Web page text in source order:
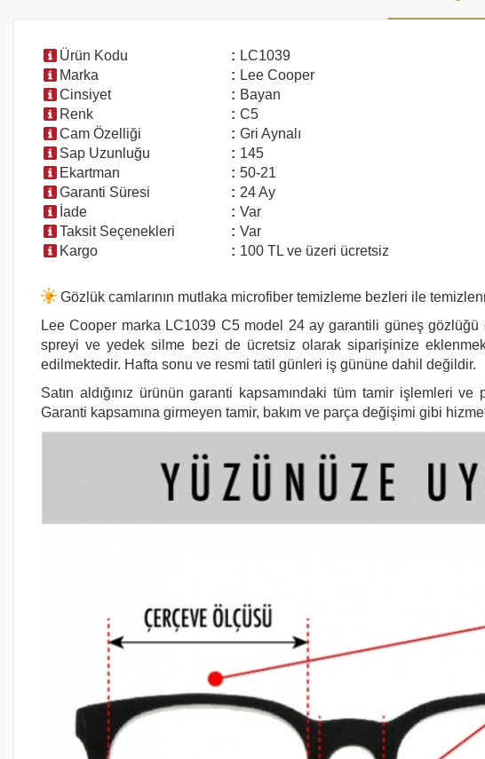
Ürün Kodu : LC1039
Marka
: Lee Cooper
Cinsiyet
: Bayan
Renk
: C5
Cam Özelliği
: Gri Aynalı
Sap Uzunluğu
: 145
Ekartman
: 50-21
Garanti Süresi
: 24 Ay
İade
: Var
Taksit Seçenekleri
: Var
Kargo
: 100 TL ve üzeri ücretsiz
Gözlük camlarının mutlaka microfiber temizleme bezleri ile
Lee Cooper marka LC1039 C5 model 24 ay garantili güneş gözlüğü
spreyi ve yedek silme bezi de ücretsiz olarak siparişinize
edilmektedir. Hafta sonu ve resmi tatil günleri iş gününe dahil değildir.
Satın aldığınız ürünün garanti kapsamındaki tüm tamir işlemleri
Garanti kapsamına girmeyen tamir, bakım ve parça değişimi gibi